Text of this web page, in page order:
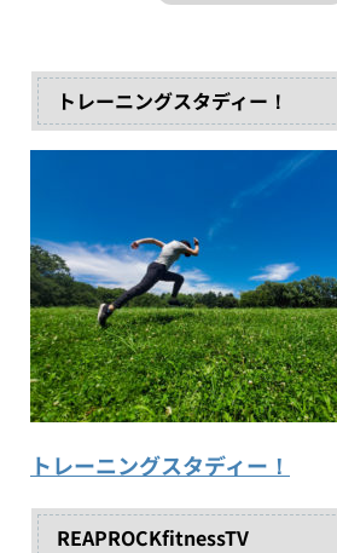
トレーニングスタディー！
トレーニングスタディー！
REAPROCKfitnessTV